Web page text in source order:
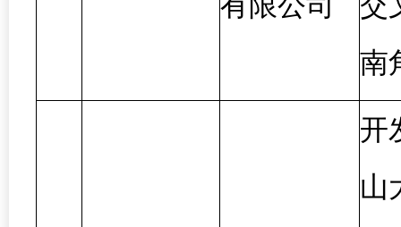
南
开
山